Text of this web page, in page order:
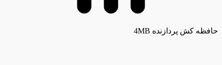
حافظه کش پردازنده 4MB